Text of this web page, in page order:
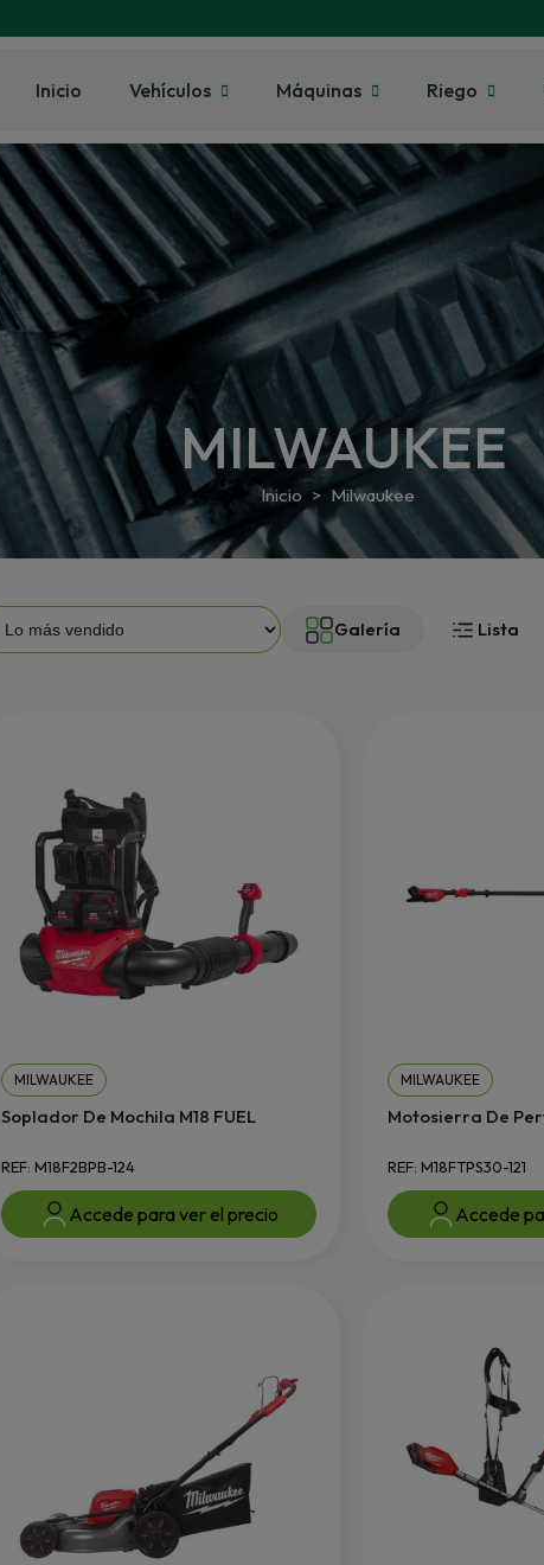
Inicio Vehículos Máquinas Riego
MILWAUKEE
Inicio Milwaukee
Galería Lista
MILWAUKEE
Soplador De Mochila M18 FUEL
REF: M18F2BPB-124
Accede para ver el precio
MILWAUKEE
Motosierra De
REF: M18FTPS30-121
Accede